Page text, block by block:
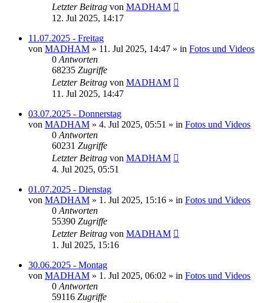
Letzter Beitrag von MADHAM
12. Jul 2025, 14:17
11.07.2025 - Freitag
von MADHAM » 11. Jul 2025, 14:47 » in Fotos und Videos
0 Antworten
68235 Zugriffe
Letzter Beitrag von MADHAM
11. Jul 2025, 14:47
03.07.2025 - Donnerstag
von MADHAM » 4. Jul 2025, 05:51 » in Fotos und Videos
0 Antworten
60231 Zugriffe
Letzter Beitrag von MADHAM
4. Jul 2025, 05:51
01.07.2025 - Dienstag
von MADHAM » 1. Jul 2025, 15:16 » in Fotos und Videos
0 Antworten
55390 Zugriffe
Letzter Beitrag von MADHAM
1. Jul 2025, 15:16
30.06.2025 - Montag
von MADHAM » 1. Jul 2025, 06:02 » in Fotos und Videos
0 Antworten
59116 Zugriffe